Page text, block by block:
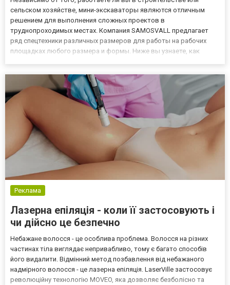
сельском хозяйстве, мини-экскаваторы являются отличным
решением для выполнения сложных проектов в
труднопроходимых местах. Компания SAMOSVALL предлагает
ряд спецтехники различных размеров для работы на рабочих
площадках любого размера и формы. Ниже вы узнаете, как
экскаваторы бывают разных размеров и...
Реклама
Лазерна епіляція - коли її застосовують і
чи дійсно це безпечно
Небажане волосся - це особлива проблема. Волосся на різних
частинах тіла виглядає непривабливо, тому є багато способів
його видалити. Відмінний метод позбавлення від небажаного
надмірного волосся - це лазерна епіляція. LaserVille застосовує
революційну технологію MOVEO, яка дозволяє безболісно та